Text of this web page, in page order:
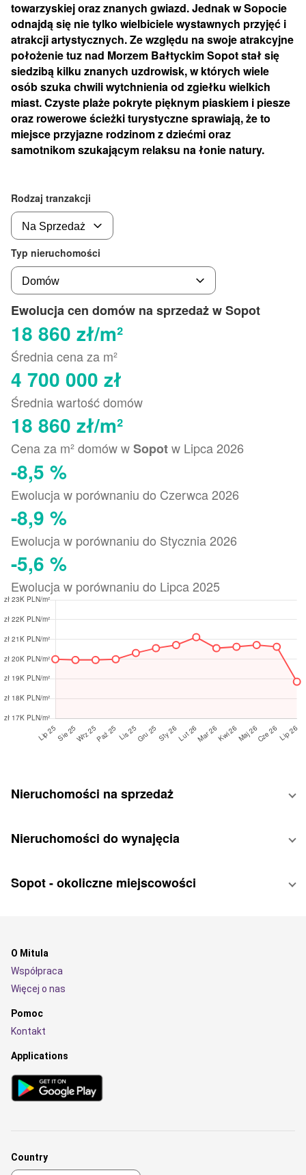
towarzyskiej oraz znanych gwiazd. Jednak w Sopocie
odnajdą się nie tylko wielbiciele wystawnych przyjęć i
atrakcji artystycznych. Ze względu na swoje atrakcyjne
położenie tuz nad Morzem Bałtyckim Sopot stał się
siedzibą kilku znanych uzdrowisk, w których wiele
osób szuka chwili wytchnienia od zgiełku wielkich
miast. Czyste plaże pokryte pięknym piaskiem i piesze
oraz rowerowe ścieżki turystyczne sprawiają, że to
miejsce przyjazne rodzinom z dziećmi oraz
samotnikom szukającym relaksu na łonie natury.
Rodzaj tranzakcji
Typ nieruchomości
Ewolucja cen domów na sprzedaż w Sopot
18 860 zł/m²
Średnia cena za m²
4 700 000 zł
Średnia wartość domów
18 860 zł/m²
Cena za m² domów wSopotw Lipca 2026
-8,5 %
Ewolucja w porównaniu do Czerwca 2026
-8,9 %
Ewolucja w porównaniu do Stycznia 2026
-5,6 %
Ewolucja w porównaniu do Lipca 2025
Nieruchomości na sprzedaż
Nieruchomości do wynajęcia
Sopot - okoliczne miejscowości
O Mitula
Współpraca
Więcej o nas
Pomoc
Kontakt
Applications
Country